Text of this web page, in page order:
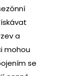
a
mohou
se